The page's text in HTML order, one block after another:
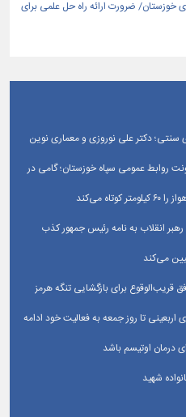
خوزستان/ ضرورت ارائه راه حل علمی برای
دکتر علی نوروزی و معماری نوین
روابط عمومی سپاه خوزستان؛ گامی در
می‌کند
رهبر انقلاب به نامه رئیس جمهور کذب
می‌کند
قریب‌الوقوع برای بازگشایی تنگه هرمز
تا روز جمعه به فعالیت خود ادامه
درمان اوتیسم باشد
شهید